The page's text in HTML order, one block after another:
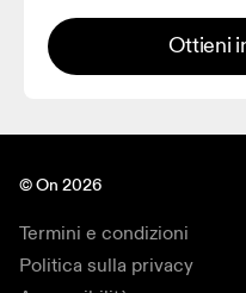
Ottieni
© On 2026
Termini e condizioni
Politica sulla privacy